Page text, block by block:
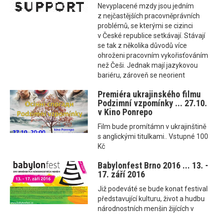
Nevyplacené mzdy jsou jedním
z nejčastějších pracovněprávních
problémů, se kterými se cizinci
v České republice setkávají. Stávají
se tak z několika důvodů více
ohroženi pracovním vykořisťováním
než Češi. Jednak mají jazykovou
bariéru, zároveň se neorient
Premiéra ukrajinského filmu
Podzimní vzpomínky ... 27.10.
v Kino Ponrepo
Film bude promítámn v ukrajinštině
s anglickými titulkami.. Vstupné 100
Kč
Babylonfest Brno 2016 ... 13. -
17. září 2016
Již podeváté se bude konat festival
představující kulturu, život a hudbu
národnostních menšin žijících v